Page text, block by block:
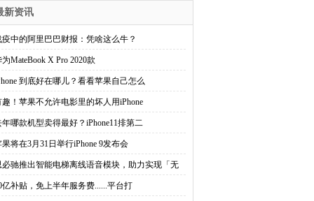
新资讯
疫中的阿里巴巴财报：凭啥这么牛？
为MateBook X Pro 2020款
到底好在哪儿？看看苹果自己怎么
趣！苹果不允许电影里的坏人用iPhone
年哪款机型卖得最好？iPhone11排第二
果将在3月31日举行iPhone 9发布会
必驰推出智能电梯离线语音模块，助力实现「无
亿补贴，免上半年服务费......平台打